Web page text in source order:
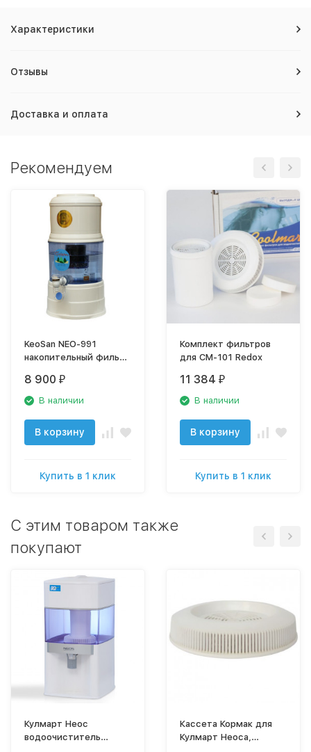
Характеристики
Отзывы
Доставка и оплата
Рекомендуем
KeoSan NEO-991
накопительный фильтр
воды
8 900 ₽
В наличии
В корзину
Купить в 1 клик
Комплект фильтров
для CM-101 Redox
11 384 ₽
В наличии
В корзину
Купить в 1 клик
C этим товаром также
покупают
Кулмарт Неос
водоочиститель
Кассета Кормак для
Кулмарт Неоса,